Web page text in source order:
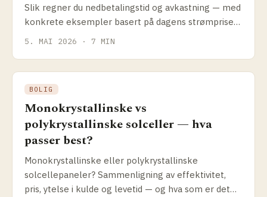
Slik regner du nedbetalings­tid og avkastning — med
konkrete eksempler basert på dagens strømpriser,
Enova-støtte og anleggspriser.
5. MAI 2026 · 7 MIN
BOLIG
Monokrystallinske vs
polykrystallinske solceller — hva
passer best?
Monokrystallinske eller polykrystallinske
solcellepaneler? Sammenligning av effektivitet,
pris, ytelse i kulde og levetid — og hva som er det